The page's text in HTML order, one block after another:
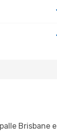
Brisbane e